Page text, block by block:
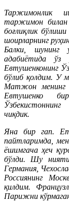
Таржимонлик
таржимон билан
боғлиқлик
шоирларнинг
Балки, шунинг
адабиётида ўз
Евтушенконинг
бўлиб қолдим. У
Матжон менинг
Евтушенко
чиқдик.
Яна бир гап.
пайтларимда,
ёшимгача ҳеч
бўлди. Шу
Германия,
Россиянинг
қилдим.
Парижни